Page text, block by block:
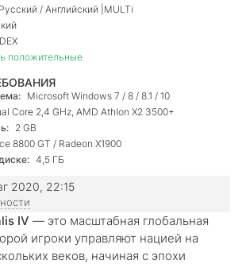
Русский / Английский |MULTi
положительные
Microsoft Windows 7 / 8 / 8.1 / 10
Core 2,4 GHz, AMD Athlon X2 3500+
2 GB
8800 GT / Radeon X1900
4,5 ГБ
2020, 22:15
IV — это масштабная глобальная
игроки управляют нацией на
веков, начиная с эпохи